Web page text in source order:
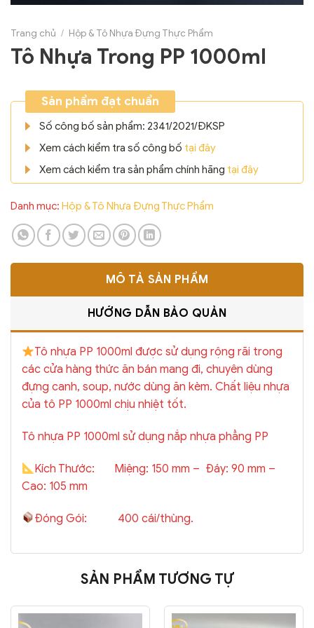
Trang chủ / Hộp & Tô Nhựa Đựng Thực Phẩm
Tô Nhựa Trong PP 1000ml
Sản phẩm đạt chuẩn
Số công bố sản phẩm: 2341/2021/ĐKSP
Xem cách kiểm tra số công bố tại đây
Xem cách kiểm tra sản phẩm chính hãng tại đây
Danh mục: Hộp & Tô Nhựa Đựng Thực Phẩm
MÔ TẢ SẢN PHẨM
HƯỚNG DẪN BẢO QUẢN
Tô nhựa PP 1000ml được sử dụng rộng rãi trong
các cửa hàng thức ăn bán mang đi, chuyên dùng
đựng canh, soup, nước dùng ăn kèm. Chất liệu nhựa
của tô PP 1000ml chịu nhiệt tốt.
Tô nhựa PP 1000ml sử dụng nắp nhựa phẳng PP
Kích Thước: Miệng: 150 mm – Đáy: 90 mm –
Cao: 105 mm
Đóng Gói: 400 cái/thùng.
SẢN PHẨM TƯƠNG TỰ